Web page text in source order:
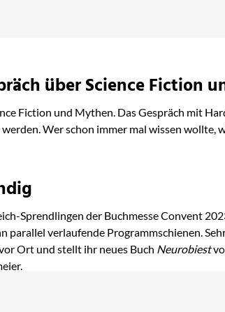
über Science Fiction
Fiction und Mythen. Das Gespräch mit
Wer schon immer mal wissen wollte,
Sprendlingen der Buchmesse Convent
parallel verlaufende Programmschienen.
Ort und stellt ihr neues Buch Neurobiest